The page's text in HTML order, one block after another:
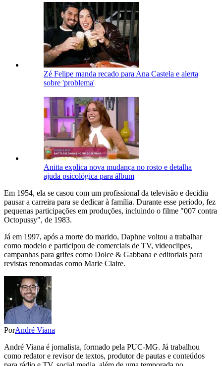
Zé Felipe manda recado para Ana Castela e alerta
sobre 'problema'
Anitta explica nova mudança no rosto e detalha
ajuda psicológica para álbum
Em 1954, ela se casou com um profissional da televisão e decidiu
pausar a carreira para se dedicar à família. Durante esse período, fez
pequenas participações em produções, incluindo o filme "007 contra
Octopussy", de 1983.
Já em 1997, após a morte do marido, Daphne voltou a trabalhar
como modelo e participou de comerciais de TV, videoclipes,
campanhas para grifes como Dolce & Gabbana e editoriais para
revistas renomadas como Marie Claire.
PorAndré Viana
André Viana é jornalista, formado pela PUC-MG. Já trabalhou
como redator e revisor de textos, produtor de pautas e conteúdos